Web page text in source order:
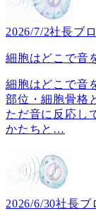
2026/7/2社長ブ
細胞はどこで音
細胞はどこで音
部位・細胞骨格
ただ音に反応し
かたちと …
2026/6/30社長ブ